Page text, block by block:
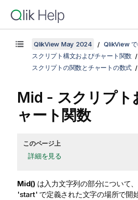
QlikView May 2024
QlikView
スクリプト構文およびチャート関数
スクリプトの関数とチャートの数式
Mid - スクリプト
ャート関数
このページ上
詳細を見る
Mid()は入力文字列の部分について
'start' で定義された文字の場所で開